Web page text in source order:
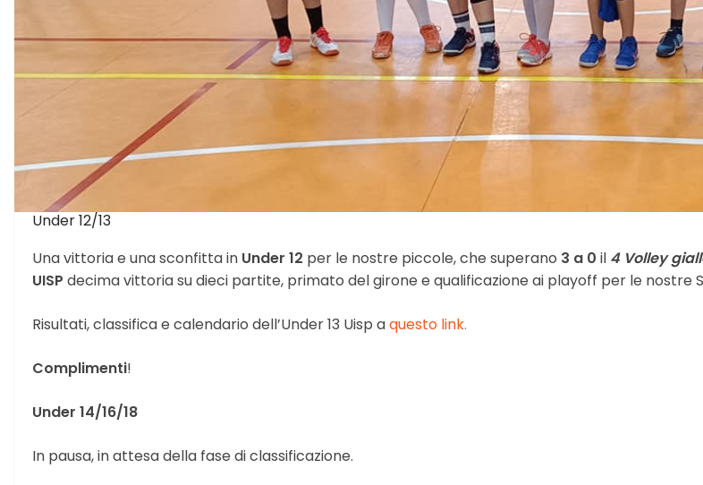
Under 12/13
Una vittoria e una sconfitta in Under 12 per le nostre piccole, che superano 3 a 0 il 4 Volley
UISP decima vittoria su dieci partite, primato del girone e qualificazione ai playoff per le nostre
Risultati, classifica e calendario dell’Under 13 Uisp aquesto link.
Complimenti!
Under 14/16/18
In pausa, in attesa della fase di classificazione.